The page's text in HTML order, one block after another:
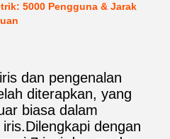
5000 Pengguna & Jarak
dan pengenalan
diterapkan, yang
biasa dalam
dengan